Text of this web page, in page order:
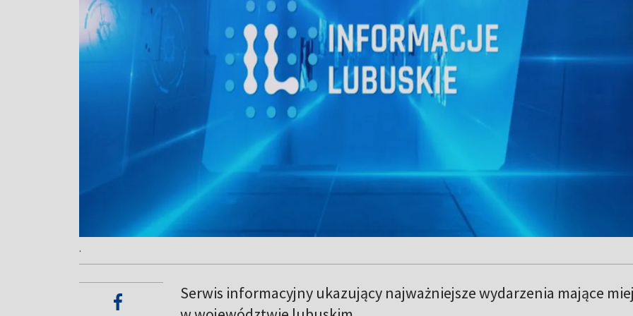
.
Serwis informacyjny ukazujący najważniejsze wydarzenia mające